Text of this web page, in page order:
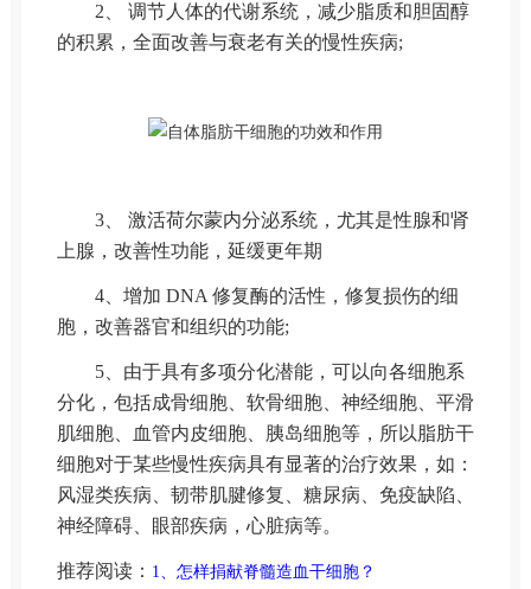
2、 调节人体的代谢系统，减少脂质和胆固醇
的积累，全面改善与衰老有关的慢性疾病;
3、 激活荷尔蒙内分泌系统，尤其是性腺和肾
上腺，改善性功能，延缓更年期
4、增加 DNA 修复酶的活性，修复损伤的细
胞，改善器官和组织的功能;
5、由于具有多项分化潜能，可以向各细胞系
分化，包括成骨细胞、软骨细胞、神经细胞、平滑
肌细胞、血管内皮细胞、胰岛细胞等，所以脂肪干
细胞对于某些慢性疾病具有显著的治疗效果，如：
风湿类疾病、韧带肌腱修复、糖尿病、免疫缺陷、
神经障碍、眼部疾病，心脏病等。
推荐阅读： 1、怎样捐献脊髓造血干细胞？